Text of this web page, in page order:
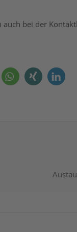
bei der